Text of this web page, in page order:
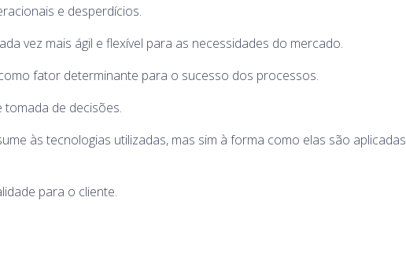
e desperdícios.
vez mais ágil e flexível para as necessidades do mercado.
fator determinante para o sucesso dos processos.
tomada de decisões.
às tecnologias utilizadas, mas sim à forma como elas são aplicadas
para o cliente.